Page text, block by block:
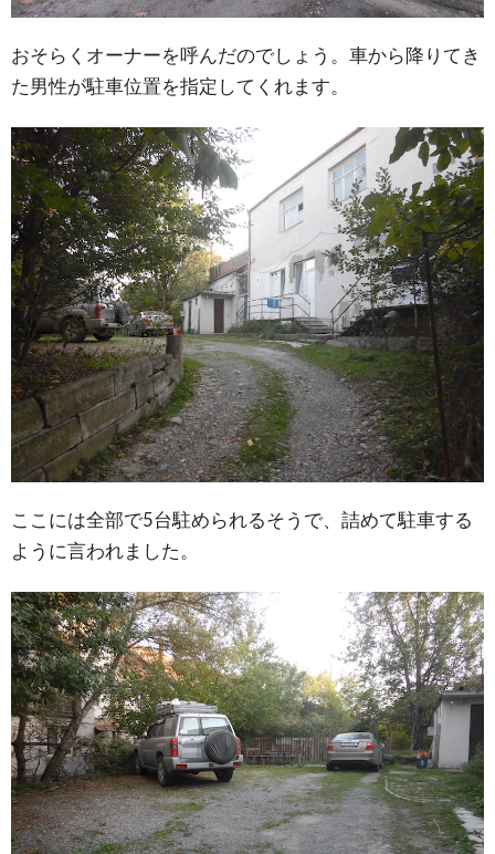
おそらくオーナーを呼んだのでしょう。車から降りてき
た男性が駐車位置を指定してくれます。
ここには全部で5台駐められるそうで、詰めて駐車する
ように言われました。